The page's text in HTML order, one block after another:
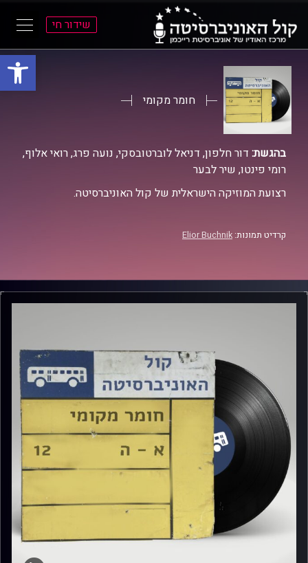
פתח
הראשי
הראשי
שידור חי
חומר מקומי
בהגשת: דור חלפון, דניאל לוברטובסקי, נועה פרג, רואי אלוף,
רומי פינטו, שיר לבער
רצועת המוזיקה הישראלית של קול האוניברסיטה.
קרדיט תמונות: Elior Buchnik